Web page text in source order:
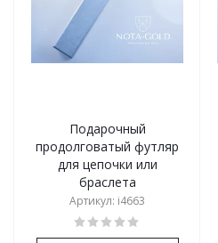
Подарочный
продолговатый футляр
для цепочки или
браслета
Артикул: i4663